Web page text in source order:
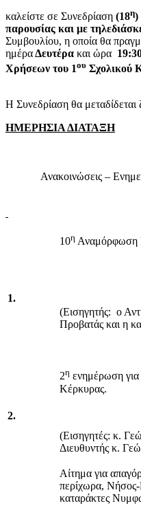
καλείστε σε Συνεδρίαση (18η)
παρουσίας και με
Συμβουλίου, η οποία θα
ημέραΔευτέρα και ώρα
Χρήσεων του 1ου Σχολικού
Η Συνεδρίαση θα
ΗΜΕΡΗΣΙΑ ΔΙΑΤΑΞΗ
Ανακοινώσεις –
1.
10η Αναμόρφωση
(Εισηγητής: ο
Προβατάς και η
2.
2η ενημέρωση για
Κέρκυρας.
(Εισηγητές: κ.
Διευθυντής κ.
Αίτημα για
περίχωρα,
καταράκτες